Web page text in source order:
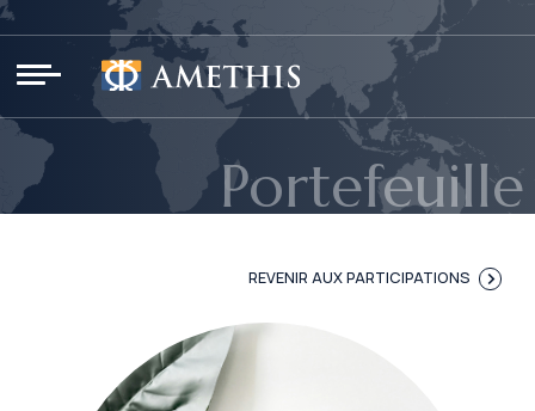
Portefeuille
REVENIR AUX PARTICIPATIONS
Panneau de gestion des cookies